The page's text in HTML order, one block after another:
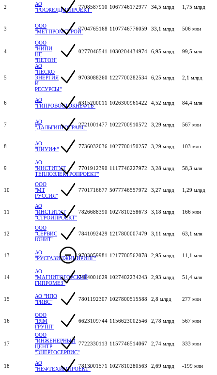
2
АО
"РОСЖЕЛДОРПРОЕКТ"7708587910 1067746172977 34,5 млрд 1,75 млрд
3
ООО
"МЕТПРОМСТРОЙ"7704765168 1107746776059 33,1 млрд 506 млн
4
ООО
"НИПИ
НГ
"ПЕТОН"
0277046541 1030204434974 6,95 млрд 99,5 млн
5
АО
"ПЕСКО
ЭНЕРГИЯ
И
РЕСУРСЫ"
9703088260 1227700282534 6,25 млрд 2,1 млрд
6
АО
"ГИПРОВОСТОКНЕФТЬ"
6315200011 1026300961422 4,52 млрд 84,4 млн
7
АО
"ДАЛЬГИПРОТРАНС"2721001477 1022700910572 3,29 млрд 567 млн
8
АО
"НИУИФ"
7736032036 1027700150257 3,29 млрд 103 млн
9
АО
"ИНСТИТУТ
ТЕПЛОЭЛЕКТРОПРОЕКТ"
7701912390 1117746227972 3,28 млрд 58,3 млн
10
ООО
"МТ
РУССИЯ"
7701716677 5077746557972 3,27 млрд 1,29 млрд
11
АО
"ИНСТИТУТ
"СТРОЙПРОЕКТ"
7826688390 1027810258673 3,18 млрд 166 млн
12
ООО
"СЕРВИС
ЮНИТ"
7841092429 1217800007479 3,11 млрд 63,1 млн
13
АО
"РУСГАЗИНЖИНИРИНГ"
9703059981 1217700562078 2,95 млрд 11,1 млн
14
АО
"МАГНИТОГОРСКИЙ
ГИПРОМЕЗ"
7414001629 1027402234243 2,93 млрд 51,4 млн
15
АО "НПО
"РИВС"
7801192307 1027800515588 2,8 млрд 277 млн
16
ООО
"РЛМ
ГРУПП"
6623109744 1156623002546 2,78 млрд 567 млн
17
ООО
"ИНЖЕНЕРНЫЙ
ЦЕНТР
"ЭНЕРГОСЕРВИС"
7722330113 1157746514067 2,74 млрд 333 млн
18
АО
"НЕФТЕХИМПРОЕКТ"7813001571 1027810280563 2,69 млрд -199 млн